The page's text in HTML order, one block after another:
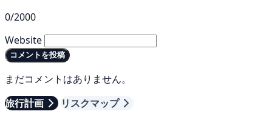
0/2000
Website
コメントを投稿
まだコメントはありません。
旅行計画
リスクマップ